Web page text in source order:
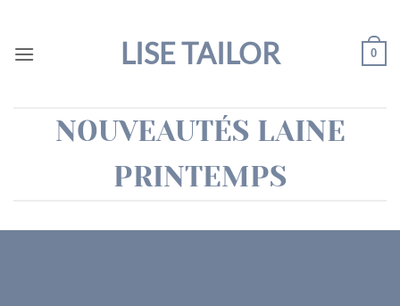
contenu
LISE TAILOR 0
NOUVEAUTÉS LAINE
PRINTEMPS